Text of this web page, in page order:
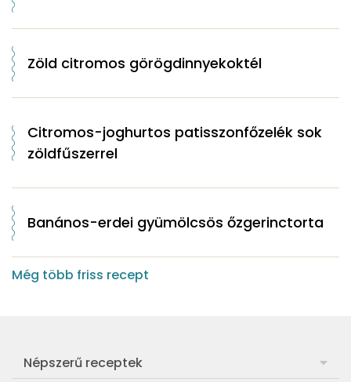
Zöld citromos görögdinnyekoktél
Citromos-joghurtos patisszonfőzelék sok
zöldfűszerrel
Banános-erdei gyümölcsös őzgerinctorta
Még több friss recept
Népszerű receptek